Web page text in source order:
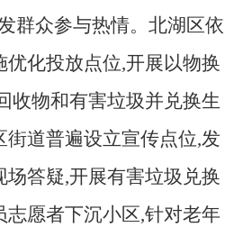
群众参与热情。北湖区依
优化投放点位,开展以物换
收物和有害垃圾并兑换生
街道普遍设立宣传点位,发
场答疑,开展有害垃圾兑换
志愿者下沉小区,针对老年